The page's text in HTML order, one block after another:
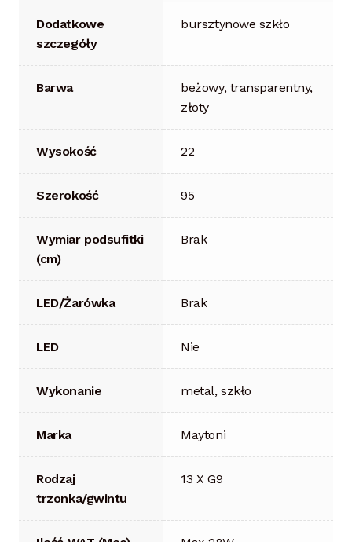
Dodatkowe
szczegóły
bursztynowe szkło
Barwa
beżowy, transparentny,
złoty
Wysokość 22
Szerokość 95
Wymiar podsufitki
(cm)
Brak
LED/Żarówka Brak
LED Nie
Wykonanie metal, szkło
Marka Maytoni
Rodzaj
trzonka/gwintu
13 X G9